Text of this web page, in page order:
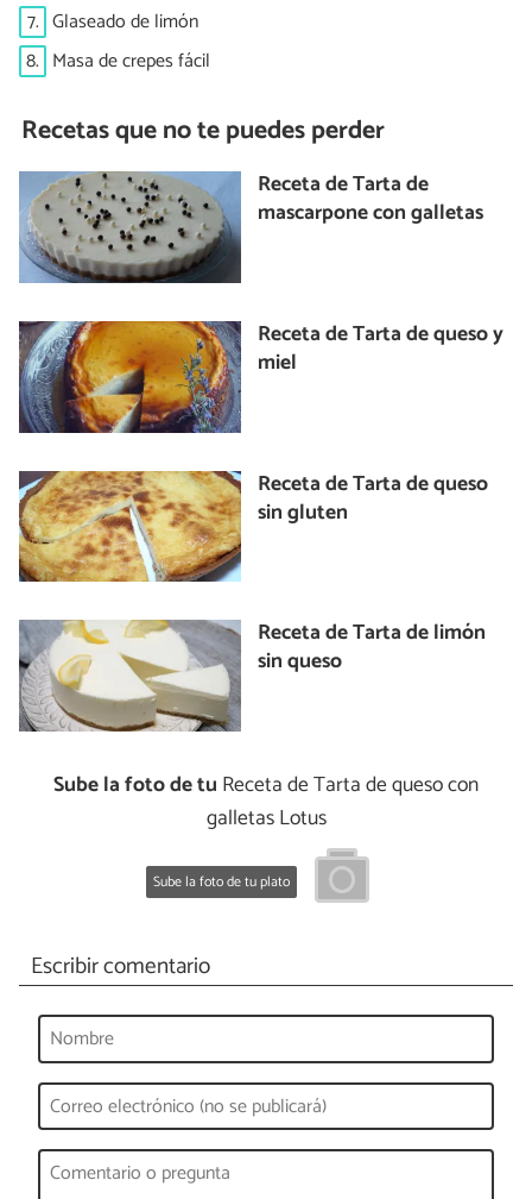
7. Glaseado de limón
8. Masa de crepes fácil
Recetas que no te puedes perder
Receta de Tarta de
mascarpone con galletas
Receta de Tarta de queso y
miel
Receta de Tarta de queso
sin gluten
Receta de Tarta de limón
sin queso
Sube la foto de tu Receta de Tarta de queso con
galletas Lotus
Sube la foto de tu plato
Escribir comentario